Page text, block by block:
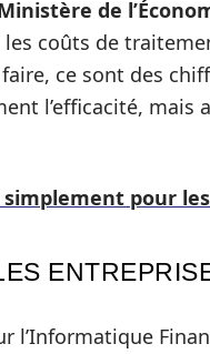
de
coûts de
ce sont des
l’efficacité, mais
simplement pour
l’Informatique